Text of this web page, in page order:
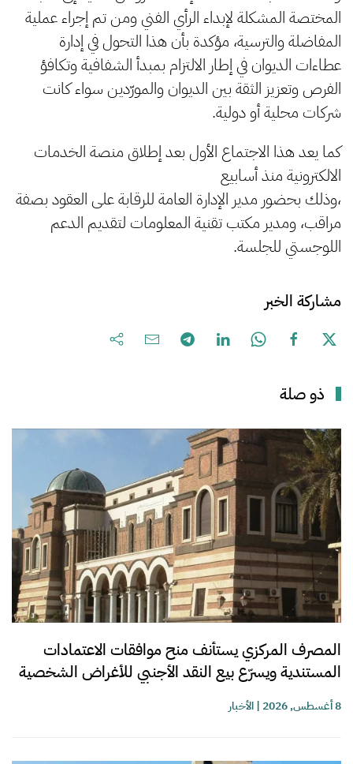
المختصة المشكلة لإبداء الرأي الفني ومن تم إجراء عملية
المفاضلة والترسية، مؤكدة بأن هذا التحول في إدارة
عطاءات الديوان في إطار الالتزام بمبدأ الشفافية وتكافؤ
الفرص وتعزيز الثقة بين الديوان والمورّدين سواء كانت
شركات محلية أو دولية.
كما يعد هذا الاجتماع الأول بعد إطلاق منصة الخدمات
الالكترونية منذ أسابيع
،وذلك بحضور مدير الإدارة العامة للرقابة على العقود بصفة
مراقب، ومدير مكتب تقنية المعلومات لتقديم الدعم
اللوجستي للجلسة.
مشاركة الخبر
ذو صلة
المصرف المركزي يستأنف منح موافقات الاعتمادات
المستندية ويسرّع بيع النقد الأجنبي للأغراض الشخصية
8 أغسطس, 2026 |الأخبار